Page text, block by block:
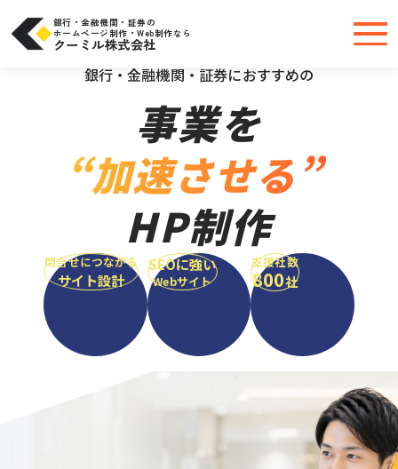
銀行・金融機関・証券の
ホームページ制作・Web制作なら
クーミル株式会社
＼大手・中小問わず実績豊富だから安心／
銀行・金融機関・証券におすすめの
事業を
“加速させる”
HP制作
問合せにつながる
サイト設計
SEOに強い
Webサイト
支援社数
800社